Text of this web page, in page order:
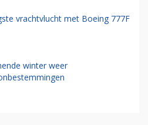
vrachtvlucht met Boeing 777F
winter weer